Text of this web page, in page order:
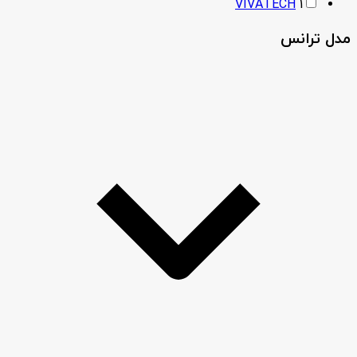
VIVATECH 1
مدل ترانس